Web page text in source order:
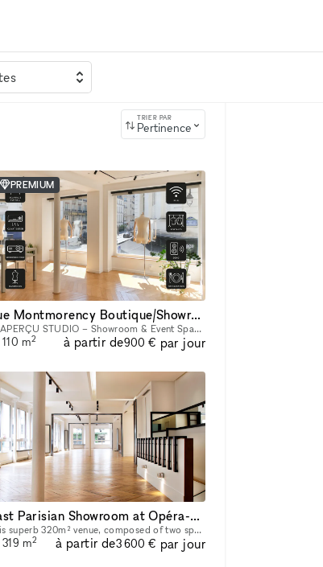
TRIER PAR
Pertinence
PREMIUM
Rue Montmorency Boutique/Showroom
'INAPERÇU STUDIO – Showroom & Event Space in the Heart of Le Marais Located in the heart of Le Marais, one of Paris's most vibrant and sought-after neighborhoods, L'INAPERÇU STUDIO is a versatile ve
110 m2 à partir de900 € par jour
Vast Parisian Showroom at Opéra-Bourse
This superb 320m² venue, composed of two spaces—a 220m² area on the first floor and a 100m² room on the ground floor—is available for short-term rental to host your Showrooms, Pop-Up Stores, Temporar
319 m2 à partir de3 600 € par jour